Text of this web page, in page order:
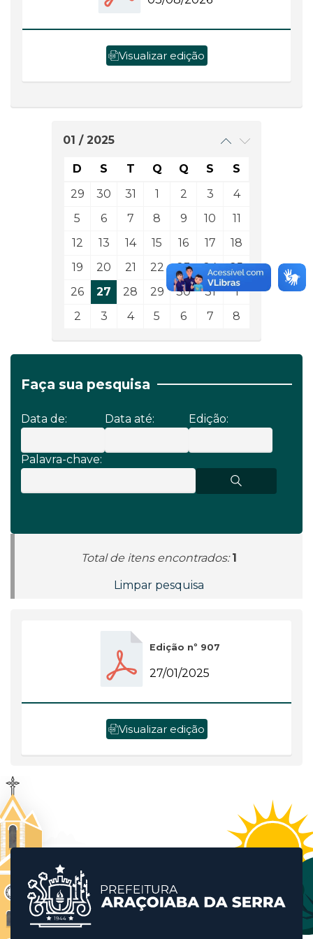
Visualizar edição
01 / 2025
D S T Q Q S
S
29
30 31 1 2 3
4
5
6 7 8 9 10
11
12
13 14 15 16 17
18
19
20 21 22 23 24
25
26
27 28 29 30 31
1
2
3 4 5 6 7 8
Faça sua pesquisa
Data de: Data até: Edição:
Palavra-chave:
Total de itens encontrados: 1
Limpar pesquisa
Edição nº 907
27/01/2025
Visualizar edição